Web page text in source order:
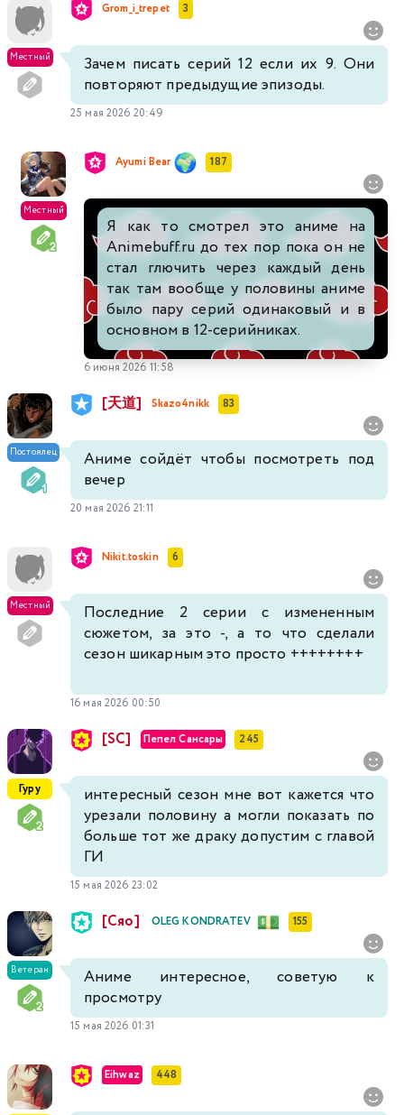
Местный
Grom_i_trepet 3
Зачем писать серий 12 если их 9. Они
повторяют предыдущие эпизоды.
25 мая 2026 20:49
Местный
Ayumi Bear 187
Я как то смотрел это аниме на
Animebuff.ru до тех пор пока он не
стал глючить через каждый день
так там вообще у половины аниме
было пару серий одинаковый и в
основном в 12-серийниках.
6 июня 2026 11:58
Постоялец
[天道] Skazo4nikk 83
Аниме сойдёт чтобы посмотреть под
вечер
20 мая 2026 21:11
Местный
Nikit.toskin 6
Последние 2 серии с измененным
сюжетом, за это -, а то что сделали
сезон шикарным это просто ++++++++
16 мая 2026 00:50
Гуру
[SC] Пепел Сансары 245
интересный сезон мне вот кажется что
урезали половину а могли показать по
больше тот же драку допустим с главой
ГИ
15 мая 2026 23:02
Ветеран
[Сяо] OLEG KONDRATEV 155
Аниме интересное, советую к
просмотру
15 мая 2026 01:31
Eihwaz 448